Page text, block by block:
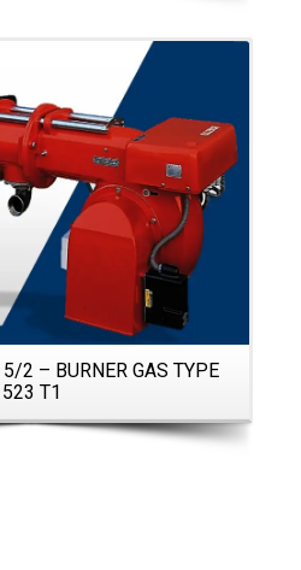
2 – BURNER GAS TYPE
523 T1